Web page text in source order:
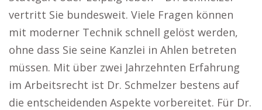
vertritt Sie bundesweit. Viele Fragen können
mit moderner Technik schnell gelöst werden,
ohne dass Sie seine Kanzlei in Ahlen betreten
müssen. Mit über zwei Jahrzehnten Erfahrung
im Arbeitsrecht ist Dr. Schmelzer bestens auf
die entscheidenden Aspekte vorbereitet. Für Dr.